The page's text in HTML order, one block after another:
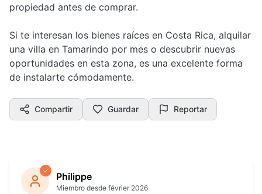
propiedad antes de comprar.
Si te interesan los bienes raíces en Costa Rica, alquilar
una villa en Tamarindo por mes o descubrir nuevas
oportunidades en esta zona, es una excelente forma
de instalarte cómodamente.
Compartir Guardar Reportar
Philippe
Miembro desde février 2026